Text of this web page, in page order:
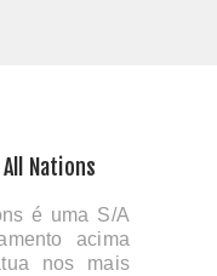
Nations
é uma S/A
acima
nos mais